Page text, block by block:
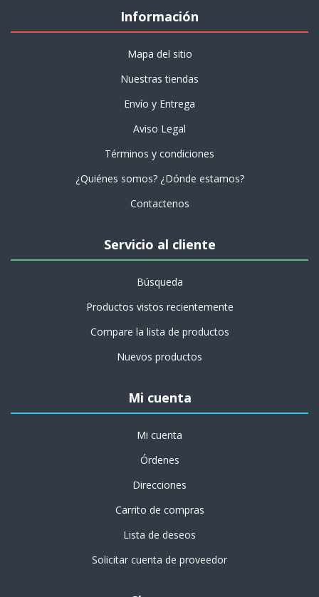
Información
Mapa del sitio
Nuestras tiendas
Envío y Entrega
Aviso Legal
Términos y condiciones
¿Quiénes somos? ¿Dónde estamos?
Contactenos
Servicio al cliente
Búsqueda
Productos vistos recientemente
Compare la lista de productos
Nuevos productos
Mi cuenta
Mi cuenta
Órdenes
Direcciones
Carrito de compras
Lista de deseos
Solicitar cuenta de proveedor